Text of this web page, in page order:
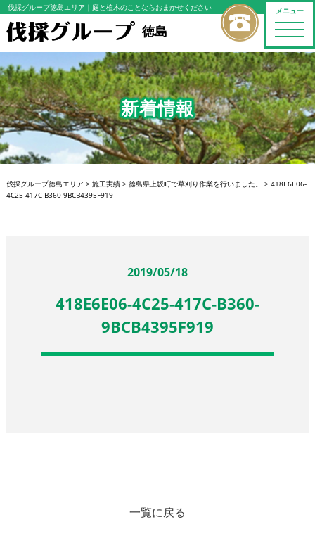
メニュー
toggle
伐採グループ徳島エリア ｜庭と植木のことならおまかせください
徳島
新着情報
伐採グループ徳島エリア > 施工実績> 徳島県上坂町で草刈り作業を行いました。 > 418E6E06-
4C25-417C-B360-9BCB4395F919
2019/05/18
418E6E06-4C25-417C-B360-
9BCB4395F919
一覧に戻る